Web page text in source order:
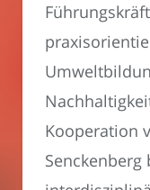
Kooperation